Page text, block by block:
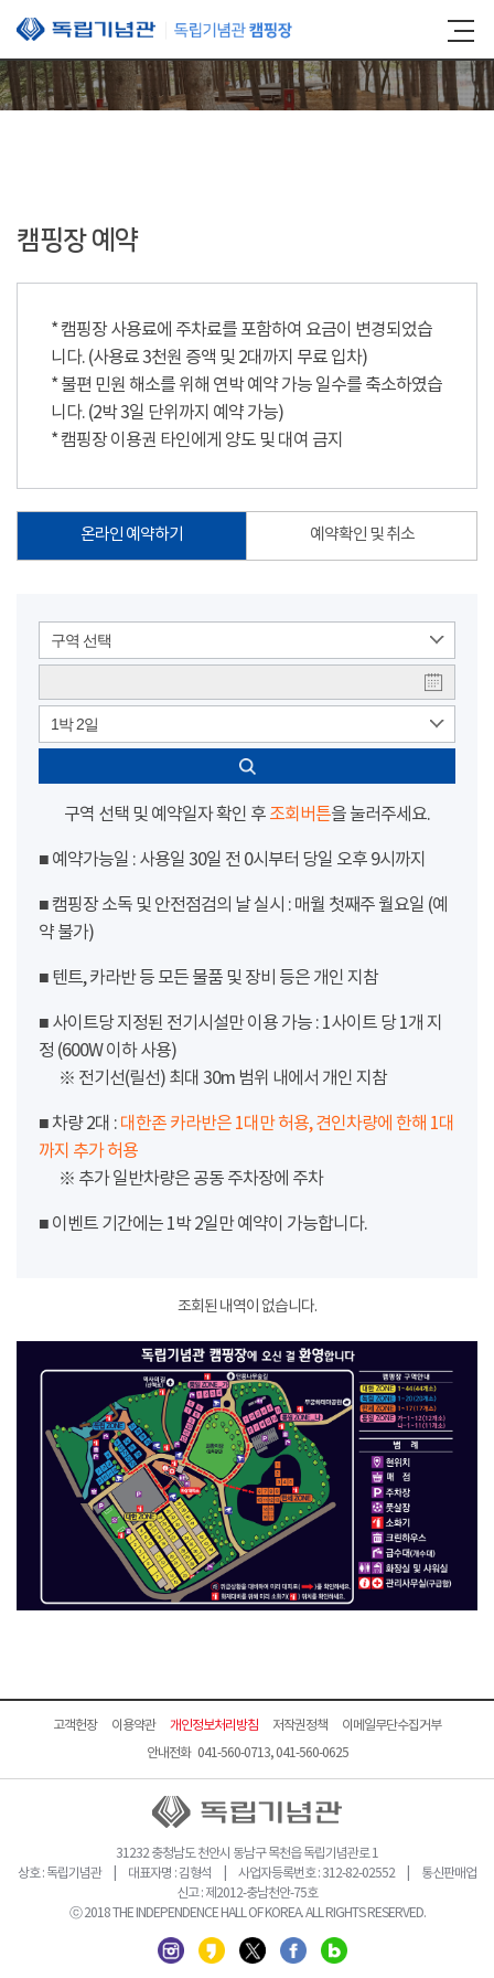
본문 바로가기
캠핑장 예약
* 캠핑장 사용료에 주차료를 포함하여 요금이 변경되었습
니다. (사용료 3천원 증액 및 2대까지 무료 입차)
* 불편 민원 해소를 위해 연박 예약 가능 일수를 축소하였습
니다. (2박 3일 단위까지 예약 가능)
* 캠핑장 이용권 타인에게 양도 및 대여 금지
온라인 예약하기 예약확인 및 취소
구역 선택
1박 2일
구역 선택 및 예약일자 확인 후 조회버튼을 눌러주세요.
■ 예약가능일 : 사용일 30일 전 0시부터 당일 오후 9시까지
■ 캠핑장 소독 및 안전점검의 날 실시 : 매월 첫째주 월요일 (예
약 불가)
■ 텐트, 카라반 등 모든 물품 및 장비 등은 개인 지참
■ 사이트당 지정된 전기시설만 이용 가능 : 1사이트 당 1개 지
정 (600W 이하 사용)
※ 전기선(릴선) 최대 30m 범위 내에서 개인 지참
■ 차량 2대 : 대한존 카라반은 1대만 허용, 견인차량에 한해 1대
까지 추가 허용
※ 추가 일반차량은 공동 주차장에 주차
■ 이벤트 기간에는 1박 2일만 예약이 가능합니다.
조회된 내역이 없습니다.
고객헌장 이용약관 개인정보처리방침 저작권정책
이메일무단수집거부
안내전화 041-560-0713, 041-560-0625
31232 충청남도 천안시 동남구 목천읍 독립기념관로 1
상호 : 독립기념관 | 대표자명 : 김형석 | 사업자등록번호 : 312-82-02552 | 통신판매업
신고 : 제2012-충남천안-75호
ⓒ 2018 THE INDEPENDENCE HALL OF KOREA. ALL RIGHTS RESERVED.